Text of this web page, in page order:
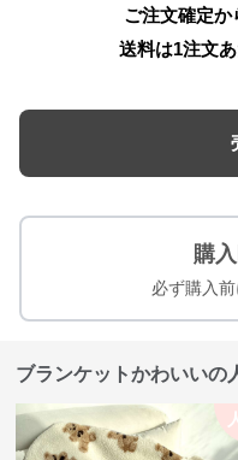
ご注文確定か
送料は1注文あ
購
必ず購入前
ブランケットかわいいの